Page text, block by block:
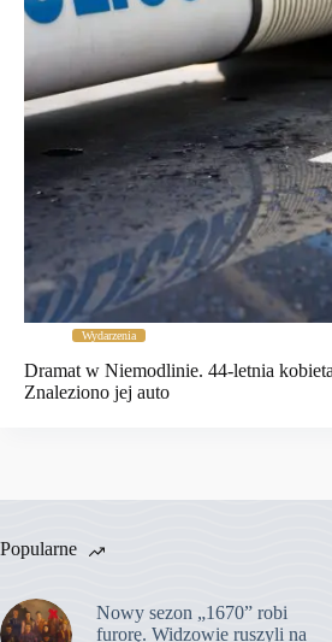
Wydarzenia
Dramat w Niemodlinie. 44-letnia kobieta
Znaleziono jej auto
Popularne
Nowy sezon „1670” robi
furorę. Widzowie ruszyli na